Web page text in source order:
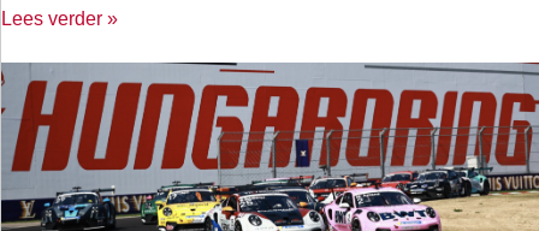
Lees verder »